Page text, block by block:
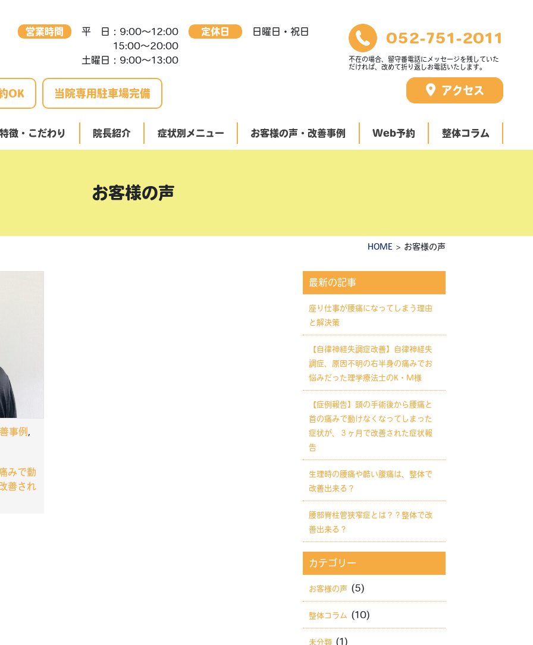
営業時間
平 日：9:00～12:00
15:00～20:00
土曜日：9:00～13:00
定休日 日曜日・祝日
OK 当院専用駐車場完備
052-751-2011
不在の場合、留守番電話にメッセージを残していた
だければ、改めて折り返しお電話いたします。
アクセス
特徴・こだわり 院長紹介 症状別メニュー
生理痛・生理不順でお悩みの方
お客様の声・改善事例 Web予約 整体コラム
お客様の声
HOME > お客様の声
事例
みで動
善され
最新の記事
座り仕事が腰痛になってしまう理由
と解決策
【自律神経失調症改善】自律神経失
調症、原因不明の右半身の痛みでお
悩みだった理学療法士のK・M様
【症例報告】頭の手術後から腰痛と
首の痛みで動けなくなってしまった
症状が、３ヶ月で改善された症状報
告
生理時の腰痛や酷い腹痛は、整体で
改善出来る？
腰部脊柱管狭窄症とは？？整体で改
善出来る？
カテゴリー
お客様の声 (5)
整体コラム (10)
未分類 (1)